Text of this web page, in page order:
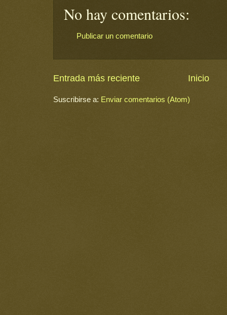
No hay comentarios:
Publicar un comentario
Entrada más reciente Inicio
Suscribirse a: Enviar comentarios (Atom)